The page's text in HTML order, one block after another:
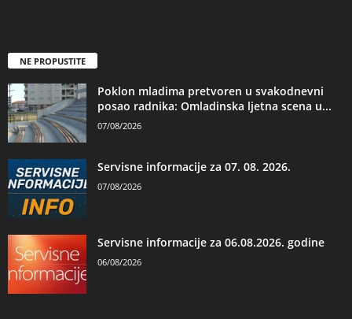
NE PROPUSTITE
Poklon mladima pretvoren u svakodnevni
posao radnika: Omladinska ljetna scena u...
07/08/2026
Servisne informacije za 07. 08. 2026.
07/08/2026
Servisne informacije za 06.08.2026. godine
06/08/2026